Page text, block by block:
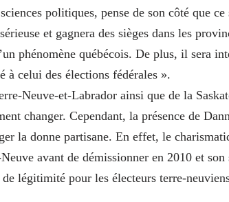
politiques, pense de son côté que
et gagnera des sièges dans les
phénomène québécois. De plus, il sera
à celui des élections fédérales ».
Neuve-et-Labrador ainsi que de la
changer. Cependant, la présence de
la donne partisane. En effet, le
avant de démissionner en 2010 et
légitimité pour les électeurs terre-